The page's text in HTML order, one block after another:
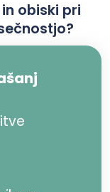
obiski pri